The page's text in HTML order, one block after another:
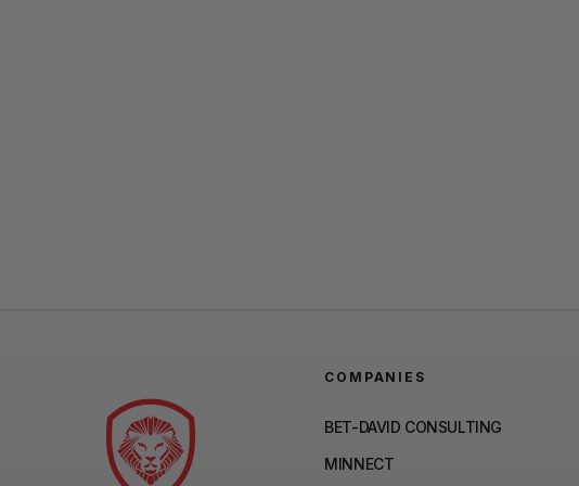
COMPANIES
BET-DAVID CONSULTING
MINNECT